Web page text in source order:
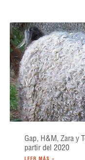
Gap, H&M, Zara y
partir del 2020
LEER MÁS »